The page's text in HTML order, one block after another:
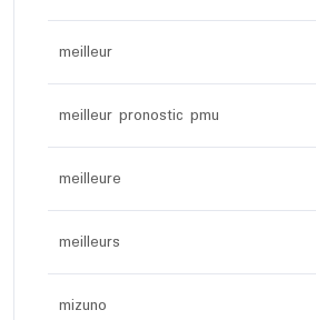
meilleur
meilleur pronostic pmu
meilleure
meilleurs
mizuno